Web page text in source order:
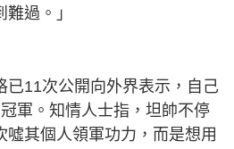
過。」
已11次公開向外界表示，自己
軍。知情人士指，坦帥不停
噓其個人領軍功力，而是想用